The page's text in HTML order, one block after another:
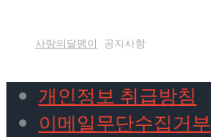
사랑의달팽이 공지사항
개인정보 취급방침
이메일무단수집거부